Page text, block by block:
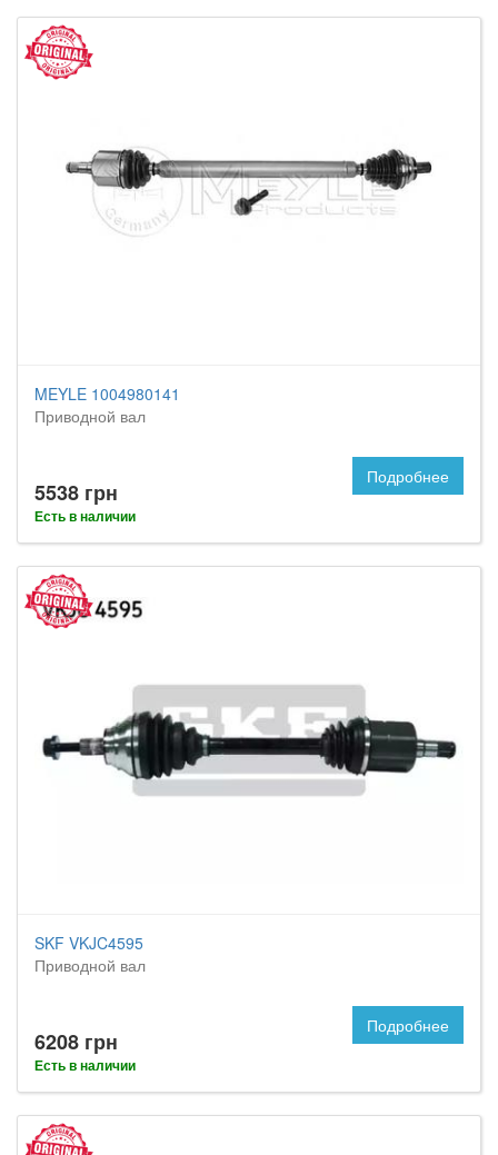
MEYLE 1004980141
Приводной вал
5538 грн
Есть в наличии
Подробнее
SKF VKJC4595
Приводной вал
6208 грн
Есть в наличии
Подробнее